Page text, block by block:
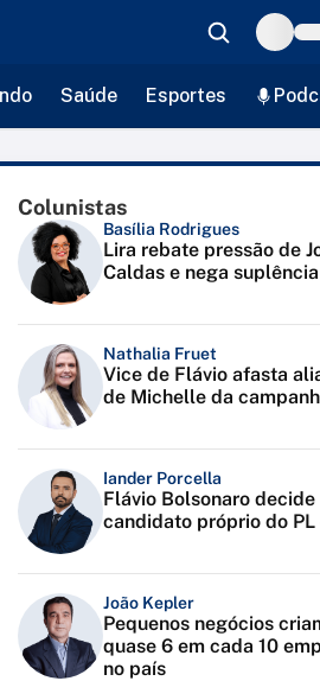
Saúde Esportes
Colunistas
Basília Rodrigues
Lira rebate pressão de
Caldas e nega suplência
Nathalia Fruet
Vice de Flávio afasta
de Michelle da
Iander Porcella
Flávio Bolsonaro
candidato próprio do PL
João Kepler
Pequenos negócios
quase 6 em cada 10
no país